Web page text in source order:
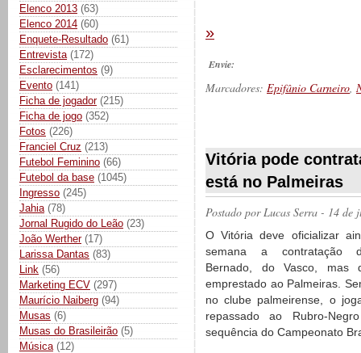
Elenco 2013 (63)
Elenco 2014 (60)
Enquete-Resultado (61)
Entrevista (172)
Esclarecimentos (9)
Evento (141)
Ficha de jogador (215)
Ficha de jogo (352)
Fotos (226)
Franciel Cruz (213)
Futebol Feminino (66)
Futebol da base (1045)
Ingresso (245)
Jahia (78)
Jornal Rugido do Leão (23)
João Werther (17)
Larissa Dantas (83)
Link (56)
Marketing ECV (297)
Maurício Naiberg (94)
Musas (6)
Musas do Brasileirão (5)
Música (12)
»
Envie:
Marcadores: Epifânio Carneiro,
Vitória pode
está no Palmeiras
Postado porLucas Serra - 14 de
O Vitória deve oficializar
semana a contratação
Bernado, do Vasco, mas
emprestado ao Palmeiras.
no clube palmeirense, o
repassado ao Rubro-
sequência do Campeonato